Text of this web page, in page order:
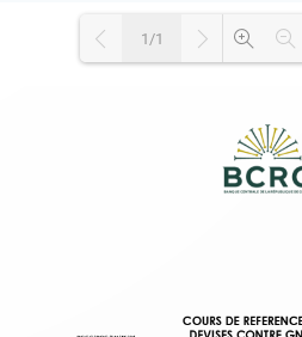
1/1